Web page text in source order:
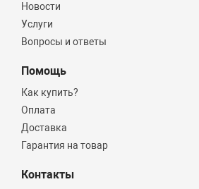
Новости
Услуги
Вопросы и ответы
Помощь
Как купить?
Оплата
Доставка
Гарантия на товар
Контакты